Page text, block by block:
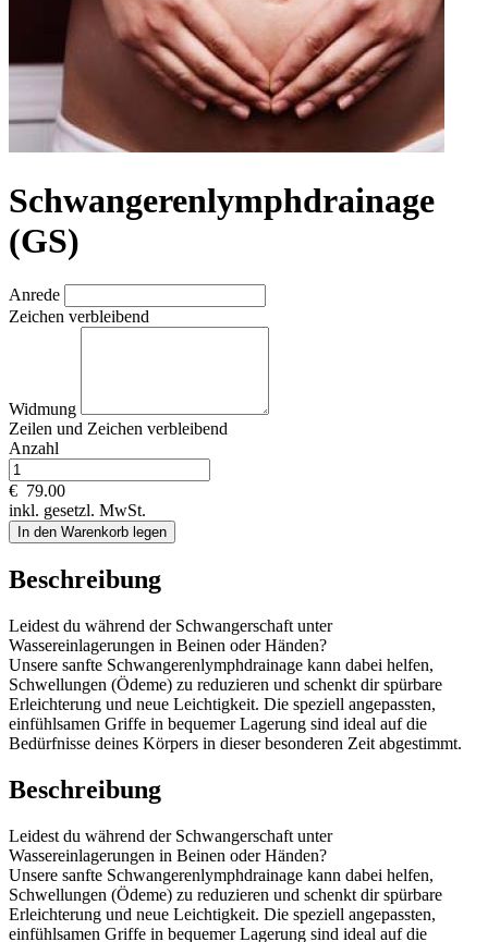
Schwangerenlymphdrainage
(GS)
Anrede
Zeichen verbleibend
Widmung
Zeilen und Zeichen verbleibend
Anzahl
€ 79.00
inkl. gesetzl. MwSt.
In den Warenkorb legen
Beschreibung
Leidest du während der Schwangerschaft unter
Wassereinlagerungen in Beinen oder Händen?
Unsere sanfte Schwangerenlymphdrainage kann dabei helfen,
Schwellungen (Ödeme) zu reduzieren und schenkt dir spürbare
Erleichterung und neue Leichtigkeit. Die speziell angepassten,
einfühlsamen Griffe in bequemer Lagerung sind ideal auf die
Bedürfnisse deines Körpers in dieser besonderen Zeit abgestimmt.
Beschreibung
Leidest du während der Schwangerschaft unter
Wassereinlagerungen in Beinen oder Händen?
Unsere sanfte Schwangerenlymphdrainage kann dabei helfen,
Schwellungen (Ödeme) zu reduzieren und schenkt dir spürbare
Erleichterung und neue Leichtigkeit. Die speziell angepassten,
einfühlsamen Griffe in bequemer Lagerung sind ideal auf die